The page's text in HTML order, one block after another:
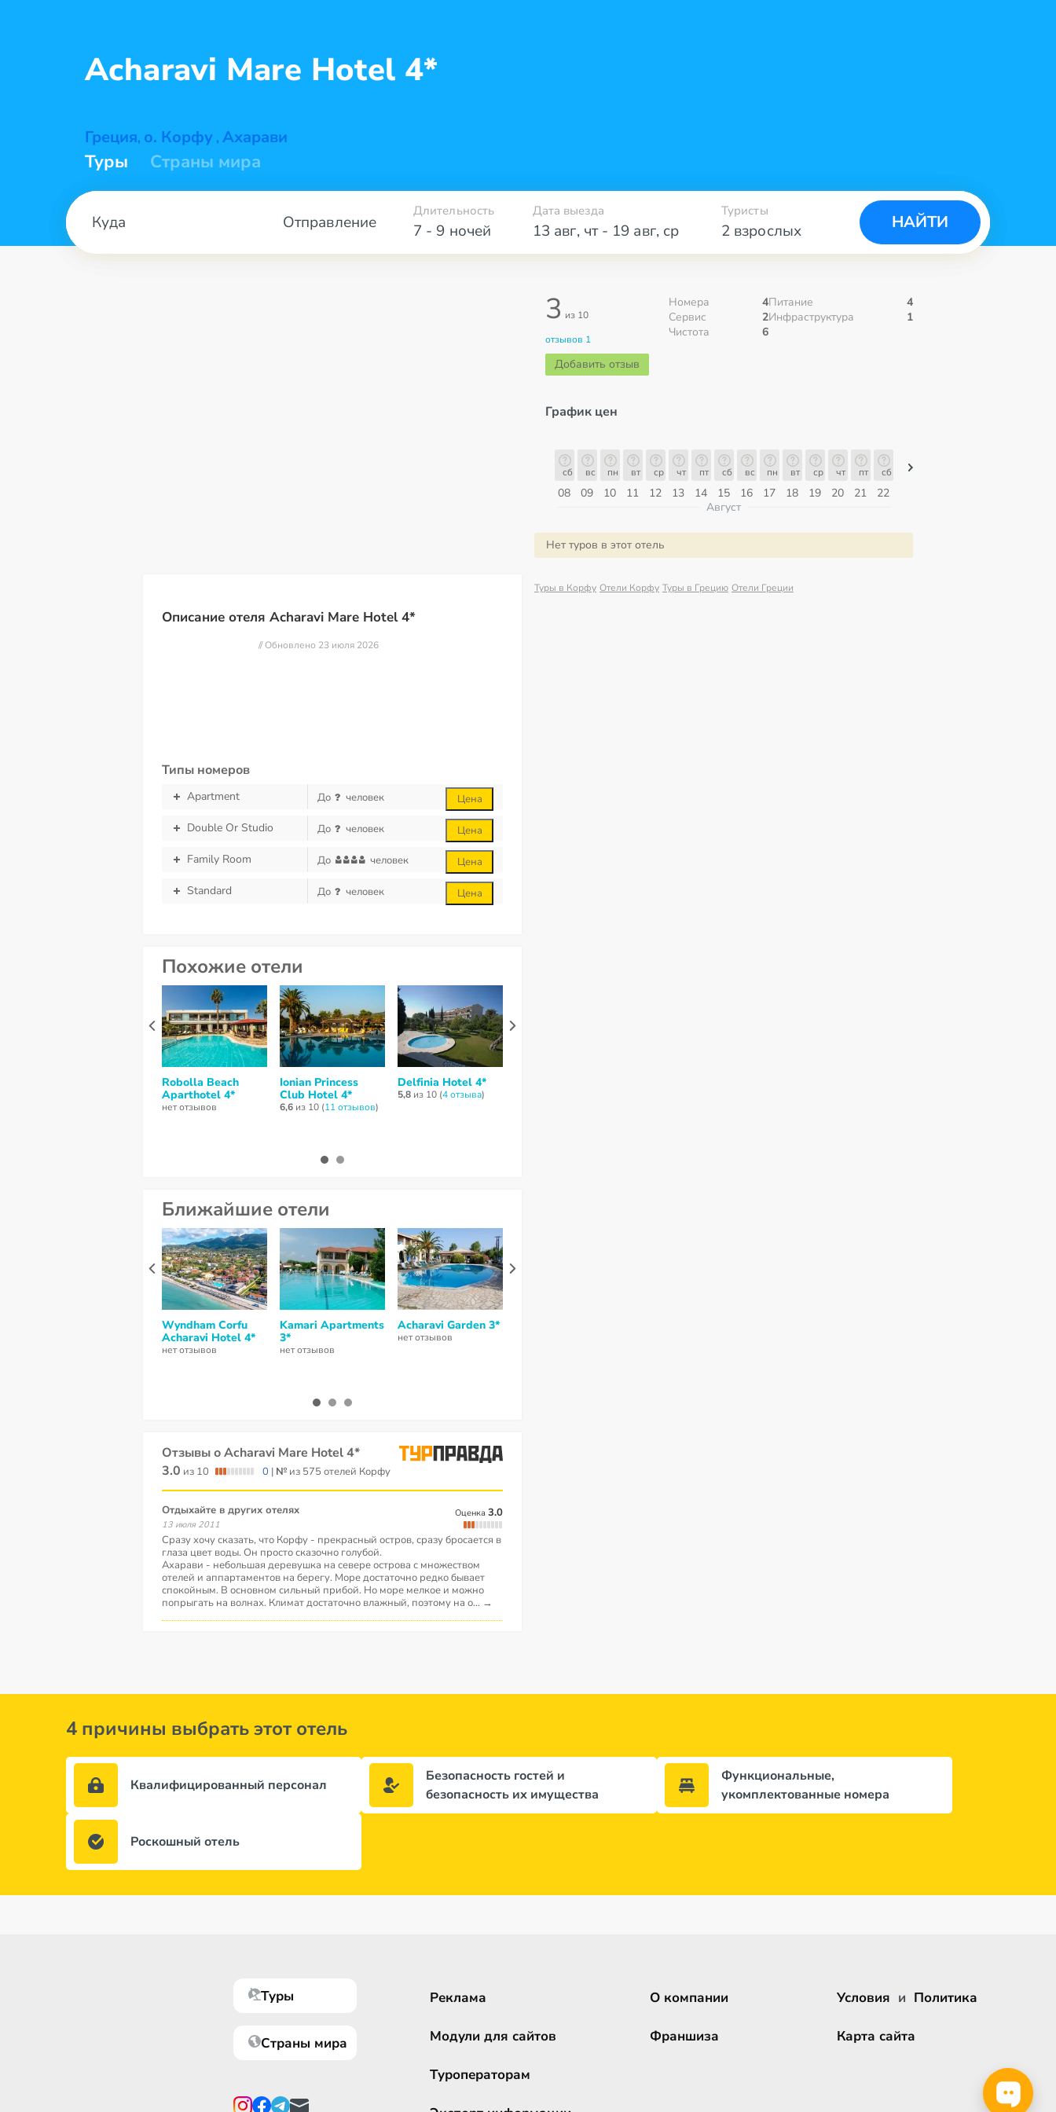
Acharavi Mare Hotel 4*
Греция, о. Корфу , Ахарави
Туры Страны мира
Отправление 7 - 9 ночей
Длительность Дата выезда
13 авг, чт- 19 авг, ср 2 взрослых
Туристы
НАЙТИ
Описание отеля Acharavi Mare Hotel 4*
// Обновлено 23 июля 2026
Типы номеров
Apartment До человек Цена
Double Or Studio До человек Цена
Family Room До человек Цена
Standard До человек Цена
3 из 10
отзывов 1
Добавить отзыв
Номера
4
Сервис
2
Чистота
6
Питание
4
Инфраструктура
1
График цен
08
сб
09
вс
10
пн
11
вт
12
ср
13
чт
14
пт
15
сб
16
вс
17
пн
18
вт
19
ср
20
чт
21
пт
22
сб
Август
Нет туров в этот отель
Туры в Корфу Отели Корфу Туры в Грецию Отели Греции
Похожие отели
Robolla Beach
Aparthotel 4*
нет отзывов
Ionian Princess
Club Hotel 4*
6,6 из 10 (11 отзывов)
Delfinia Hotel 4*
5,8 из 10 (4 отзывa)
Ближайшие отели
Wyndham Corfu
Acharavi Hotel 4*
нет отзывов
Kamari Apartments
3*
нет отзывов
Acharavi Garden 3*
нет отзывов
Отзывы о Acharavi Mare Hotel 4*
3.0 из 10 0 | № из 575 отелей Корфу
Отдыхайте в других отелях
13 июля 2011
Оценка
3.0
Сразу хочу сказать, что Корфу - прекрасный остров, сразу бросается в
глаза цвет воды. Он просто сказочно голубой.
Ахарави - небольшая деревушка на севере острова с множеством
отелей и аппартаментов на берегу. Море достаточно редко бывает
спокойным. В основном сильный прибой. Но море мелкое и можно
попрыгать на волнах. Климат достаточно влажный, поэтому на о... →
4 причины выбрать этот отель
Квалифицированный персонал
Безопасность гостей и
безопасность их имущества
Функциональные,
укомплектованные номера
Роскошный отель
Туры
Страны мира
Реклама
Модули для сайтов
Туроператорам
О компании
Франшиза
Условия и Политика
Карта сайта